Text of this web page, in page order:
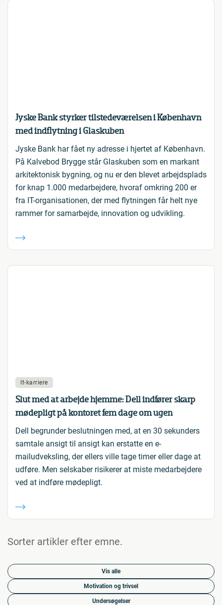
Jyske Bank styrker tilstedeværelsen i København
med indflytning i Glaskuben
Jyske Bank har fået ny adresse i hjertet af København.
På Kalvebod Brygge står Glaskuben som en markant
arkitektonisk bygning, og nu er den blevet arbejdsplads
for knap 1.000 medarbejdere, hvoraf omkring 200 er
fra IT-organisationen, der med flytningen får helt nye
rammer for samarbejde, innovation og udvikling.
It-karriere
Slut med at arbejde hjemme: Dell indfører skarp
mødepligt på kontoret fem dage om ugen
Dell begrunder beslutningen med, at en 30 sekunders
samtale ansigt til ansigt kan erstatte en e-
mailudveksling, der ellers ville tage timer eller dage at
udføre. Men selskaber risikerer at miste medarbejdere
ved at indføre mødepligt.
Sorter artikler efter emne.
Vis alle
Motivation og trivsel
Undersøgelser